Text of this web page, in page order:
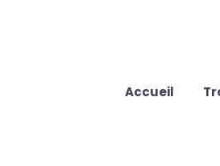
Accueil